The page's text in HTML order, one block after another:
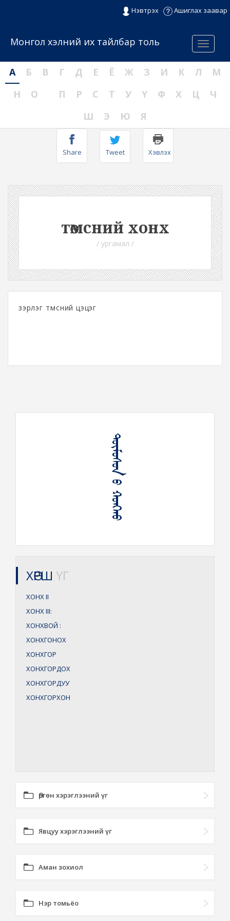
Нэвтрэх Ашиглах заавар
Menu
Монгол хэлний их тайлбар толь
А Б В Г Д Е Ё Ж З И К Л
М
Н
О П Р С Т У Ү Ф Х Ц
Ч
Ш
Э Ю Я
Share Tweet Хэвлэх
төмсний хонх
/ ургамал /
зэрлэг төмсний цэцэг
ᠲᠥᠮᠦᠰᠦᠨ ᠦ ᠬᠣᠩᠬᠤ
ХӨРШ ҮГ
ХОНХII
ХОНХIII:
ХОНХВОЙ :
ХОНХГОНОХ
ХОНХГОР
ХОНХГОРДОХ
ХОНХГОРДУУ
ХОНХГОРХОН
Өргөн хэрэглээний үг
Явцуу хэрэглээний үг
Аман зохиол
Нэр томьёо